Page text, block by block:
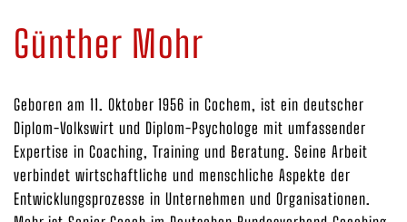
Günther Mohr
Geboren am 11. Oktober 1956 in Cochem, ist ein deutscher
Diplom-Volkswirt und Diplom-Psychologe mit umfassender
Expertise in Coaching, Training und Beratung. Seine Arbeit
verbindet wirtschaftliche und menschliche Aspekte der
Entwicklungsprozesse in Unternehmen und Organisationen.